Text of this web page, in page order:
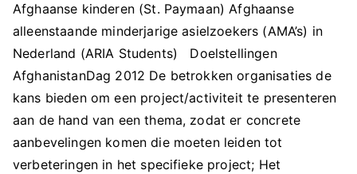
Afghaanse kinderen (St. Paymaan) Afghaanse
alleenstaande minderjarige asielzoekers (AMA’s) in
Nederland (ARIA Students) Doelstellingen
AfghanistanDag 2012 De betrokken organisaties de
kans bieden om een project/activiteit te presenteren
aan de hand van een thema, zodat er concrete
aanbevelingen komen die moeten leiden tot
verbeteringen in het specifieke project; Het